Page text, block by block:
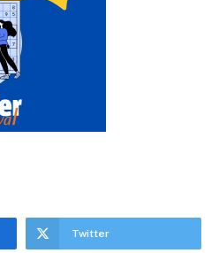
Twitter